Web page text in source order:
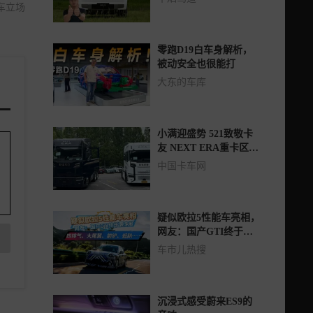
立场
零跑D19白车身解析，
被动安全也很能打
大东的车库
小满迎盛势 521致敬卡
友 NEXT ERA重卡区域
首秀启幕
中国卡车网
疑似欧拉5性能车亮相，
网友：国产GTI终于要
来了！
车市儿热搜
沉浸式感受蔚来ES9的